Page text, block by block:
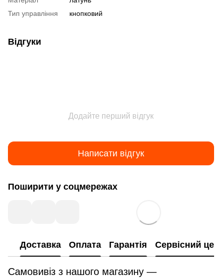
Тип управління
кнопковий
Відгуки
Додайте перший відгук
Написати відгук
Поширити у соцмережах
Доставка Оплата Гарантія Сервісний
Самовивіз з нашого магазину —